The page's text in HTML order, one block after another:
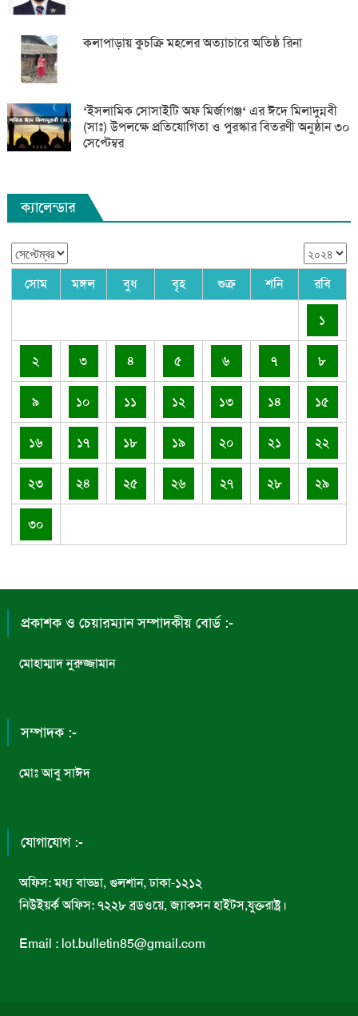
কলাপাড়ায় কুচক্রি মহলের অত্যাচারে অতিষ্ঠ রিনা
‘ইসলামিক সোসাইটি অফ মির্জাগঞ্জ‘ এর ঈদে মিলাদুন্নবী
(সাঃ) উপলক্ষে প্রতিযোগিতা ও পুরস্কার বিতরণী অনুষ্ঠান ৩০
সেপ্টেম্বর
ক্যালেন্ডার
সোম মঙ্গল বুধ বৃহ শুক্র শনি রবি
১
২ ৩ ৪ ৫ ৬ ৭ ৮
৯ ১০ ১১ ১২ ১৩ ১৪ ১৫
১৬ ১৭ ১৮ ১৯ ২০ ২১ ২২
২৩ ২৪ ২৫ ২৬ ২৭ ২৮ ২৯
৩০
প্রকাশক ও চেয়ারম্যান সম্পাদকীয় বোর্ড :-
মোহাম্মাদ নুরুজ্জামান
সম্পাদক :-
মোঃ আবু সাঈদ
যোগাযোগ :-
অফিস: মধ্য বাড্ডা, গুলশান, ঢাকা-১২১২
নিউইয়র্ক অফিস: ৭২২৮ ব্রডওয়ে, জ্যাকসন হাইটস,যুক্তরাষ্ট্র।
Email : lot.bulletin85@gmail.com